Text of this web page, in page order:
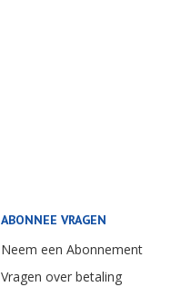
ABONNEE VRAGEN
Neem een Abonnement
Vragen over betaling